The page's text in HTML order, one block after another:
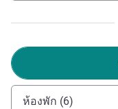
ห้องพัก (6)